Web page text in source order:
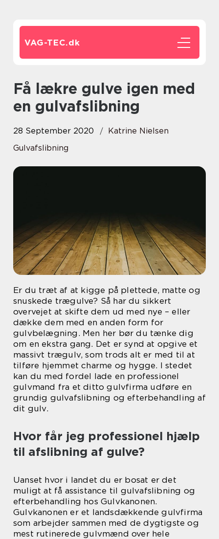
VAG-TEC.dk
Få lækre gulve igen med
en gulvafslibning
28 September 2020
Katrine Nielsen
Gulvafslibning
Er du træt af at kigge på plettede, matte og
snuskede trægulve? Så har du sikkert
overvejet at skifte dem ud med nye – eller
dække dem med en anden form for
gulvbelægning. Men her bør du tænke dig
om en ekstra gang. Det er synd at opgive et
massivt trægulv, som trods alt er med til at
tilføre hjemmet charme og hygge. I stedet
kan du med fordel lade en professionel
gulvmand fra et ditto gulvfirma udføre en
grundig gulvafslibning og efterbehandling af
dit gulv.
Hvor får jeg professionel hjælp
til afslibning af gulve?
Uanset hvor i landet du er bosat er det
muligt at få assistance til gulvafslibning og
efterbehandling hos Gulvkanonen.
Gulvkanonen er et landsdækkende gulvfirma
som arbejder sammen med de dygtigste og
mest rutinerede gulvmænd over hele